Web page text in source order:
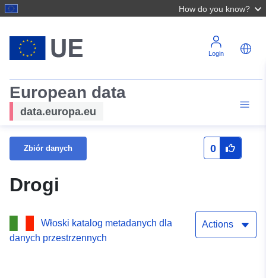
How do you know?
Login
European data
data.europa.eu
Zbiór danych 0
Drogi
Włoski katalog metadanych dla
danych przestrzennych
Actions